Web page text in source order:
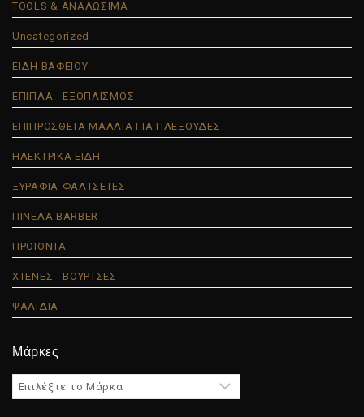
TOOLS & ΑΝΑΛΩΣΙΜΑ
Uncategorized
ΕΙΔΗ ΒΑΦΕΙΟΥ
ΕΠΙΠΛΑ - ΕΞΟΠΛΙΣΜΟΣ
ΕΠΙΠΡΟΣΘΕΤΑ ΜΑΛΛΙΑ ΓΙΑ ΠΛΕΞΟΥΔΕΣ
ΗΛΕΚΤΡΙΚΑ ΕΙΔΗ
ΞΥΡΑΦΙΑ-ΦΑΛΤΣΕΤΕΣ
ΠΙΝΕΛΑ BARBER
ΠΡΟΙΟΝΤΑ
ΧΤΕΝΕΣ - ΒΟΥΡΤΣΕΣ
ΨΑΛΙΔΙΑ
Μάρκες